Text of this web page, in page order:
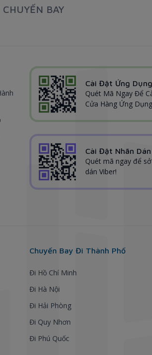
BAY
Cài Đặt Ứng Dụng
Quét Mã Ngay Để
Cửa Hàng Ứng
Cài Đặt Nhãn Dán
Quét mã ngay để
dán Viber!
Chuyến Bay Đi Thành Phố
Đi Hồ Chí Minh
Đi Hà Nội
Đi Hải Phòng
Đi Quy Nhơn
Đi Phú Quốc